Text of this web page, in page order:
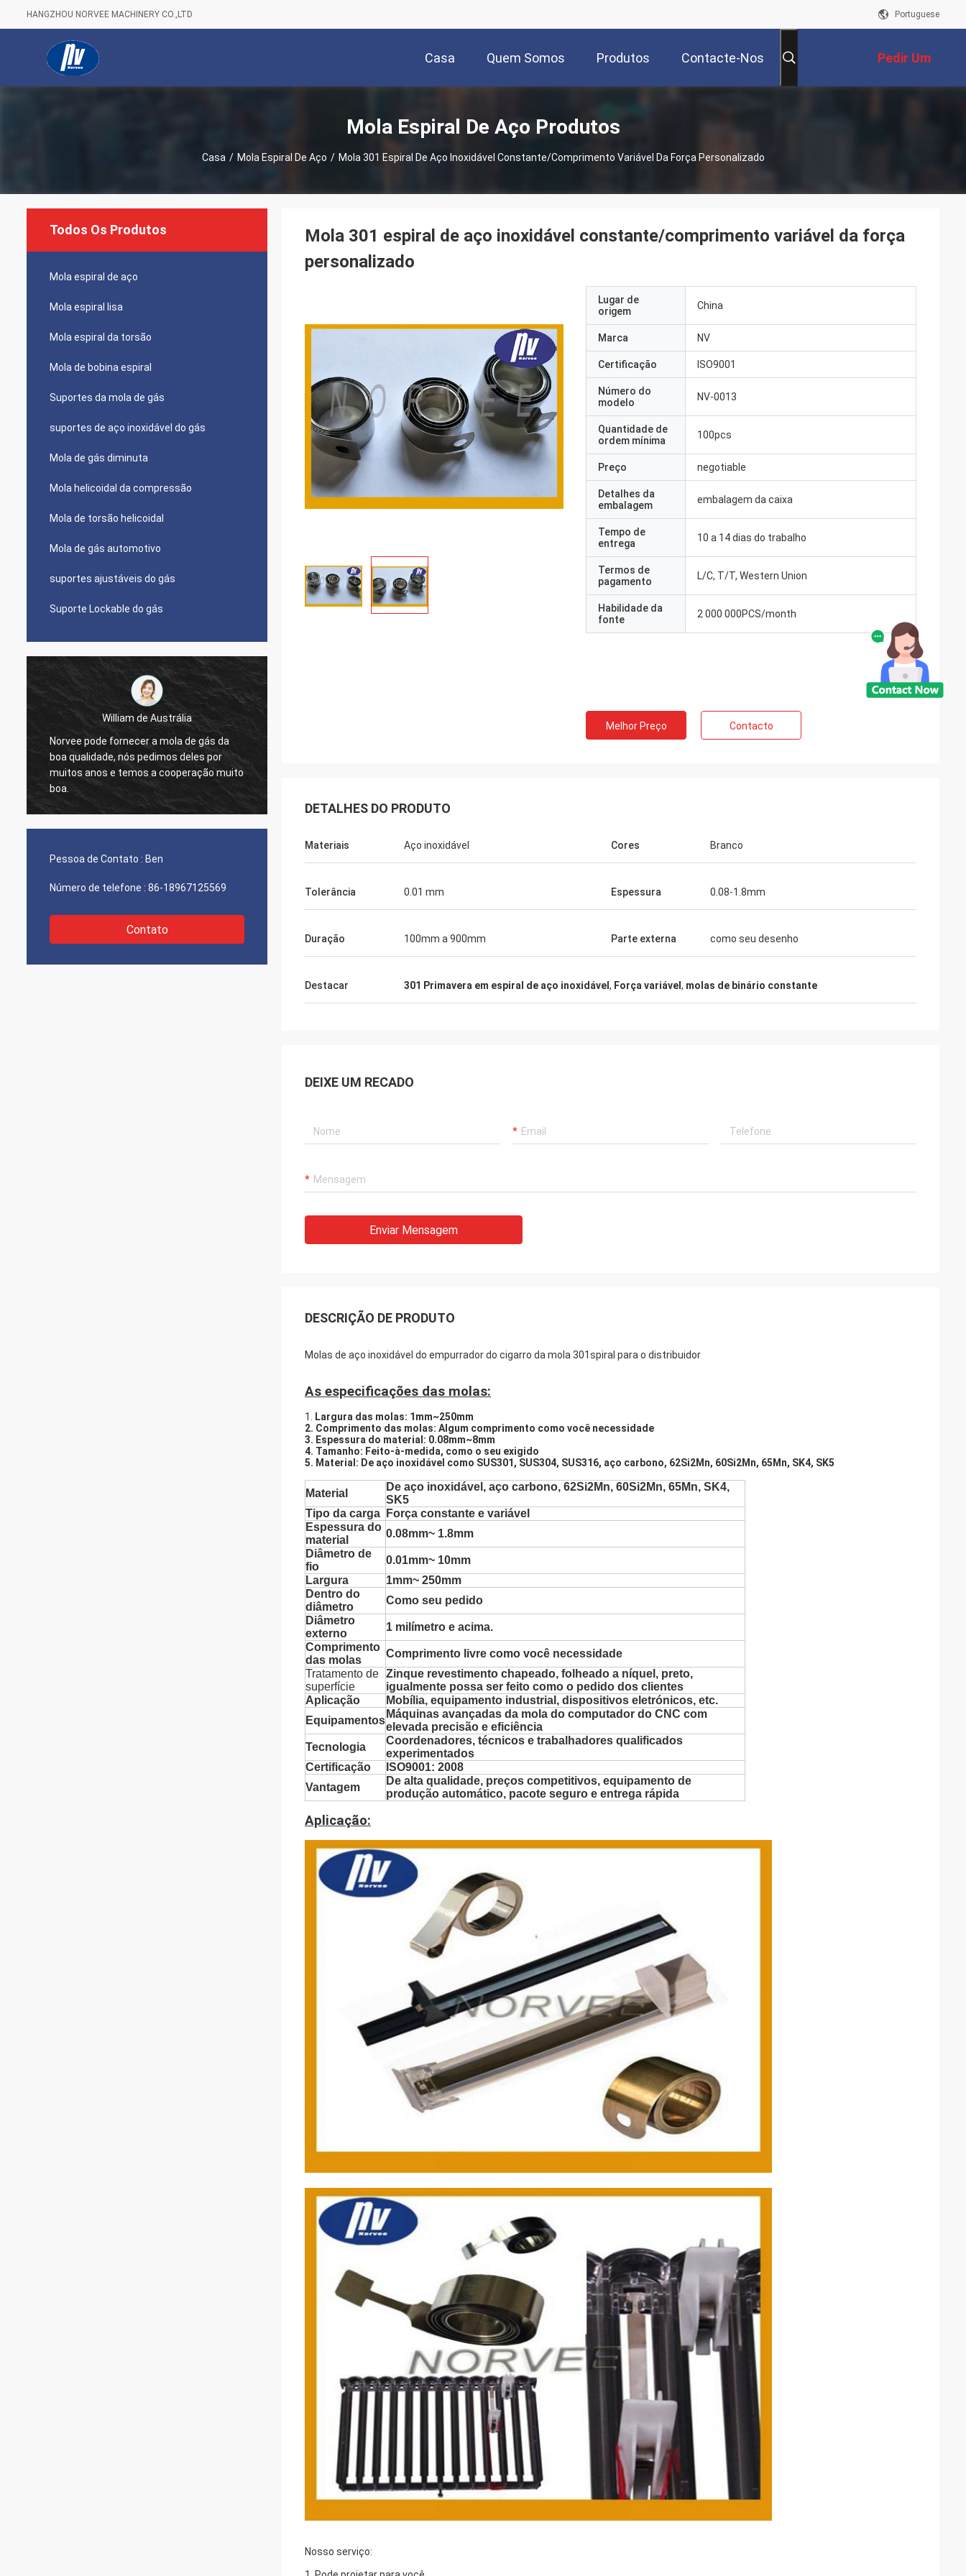
HANGZHOU NORVEE MACHINERY CO.,LTD Portuguese
Casa Quem Somos Produtos Contacte-Nos Pedir Um
Orçamento
Mola Espiral De Aço Produtos
Casa / Mola Espiral De Aço / Mola 301 Espiral De Aço Inoxidável Constante/comprimento Variável Da Força Personalizado
Todos Os Produtos
Mola espiral de aço
Mola espiral lisa
Mola espiral da torsão
Mola de bobina espiral
Suportes da mola de gás
suportes de aço inoxidável do gás
Mola de gás diminuta
Mola helicoidal da compressão
Mola de torsão helicoidal
Mola de gás automotivo
suportes ajustáveis do gás
Suporte Lockable do gás
William de Austrália
Norvee pode fornecer a mola de gás da
boa qualidade, nós pedimos deles por
muitos anos e temos a cooperação muito
boa.
agora.
nós cooperamos com o Norvee mais de
Pessoa de Contato : Ben
Número de telefone : 86-18967125569
Contato
Mola 301 espiral de aço inoxidável constante/comprimento variável da força
personalizado
Lugar de
origem
China
Marca NV
Certificação ISO9001
Número do
modelo
NV-0013
Quantidade de
ordem mínima
100pcs
Preço negotiable
Detalhes da
embalagem
embalagem da caixa
Tempo de
entrega
10 a 14 dias do trabalho
Termos de
pagamento
L/C, T/T, Western Union
Habilidade da
fonte
2 000 000PCS/month
Melhor Preço Contacto
DETALHES DO PRODUTO
Materiais Aço inoxidável Cores Branco
Tolerância 0.01 mm Espessura 0.08-1.8mm
Duração 100mm a 900mm Parte externa como seu desenho
Destacar 301 Primavera em espiral de aço inoxidável , Força variável , molas de binário constante
DEIXE UM RECADO
Enviar Mensagem
DESCRIÇÃO DE PRODUTO
Molas de aço inoxidável do empurrador do cigarro da mola 301spiral para o distribuidor
As especificações das molas:
1.
Largura das molas: 1mm~250mm
2. Comprimento das molas: Algum comprimento como você necessidade
3. Espessura do material: 0.08mm~8mm
4. Tamanho: Feito-à-medida, como o seu exigido
5. Material: De aço inoxidável como SUS301, SUS304, SUS316, aço carbono, 62Si2Mn, 60Si2Mn, 65Mn, SK4, SK5
Material
De aço inoxidável, aço carbono, 62Si2Mn, 60Si2Mn, 65Mn, SK4,
SK5
Tipo da carga
Força constante e variável
Espessura do
material
0.08mm~ 1.8mm
Diâmetro de
fio
0.01mm~ 10mm
Largura
1mm~ 250mm
Dentro do
diâmetro
Como seu pedido
Diâmetro
externo
1 milímetro e acima.
Comprimento
das molas
Comprimento livre como você necessidade
Tratamento de
superfície
Zinque revestimento chapeado, folheado a níquel, preto,
igualmente possa ser feito como o pedido dos clientes
Aplicação
Mobília, equipamento industrial, dispositivos eletrónicos, etc.
Equipamentos
Máquinas avançadas da mola do computador do CNC com
elevada precisão e eficiência
Tecnologia
Coordenadores, técnicos e trabalhadores qualificados
experimentados
Certificação
ISO9001: 2008
Vantagem
De alta qualidade, preços competitivos, equipamento de
produção automático, pacote seguro e entrega rápida
Aplicação:
Nosso serviço: